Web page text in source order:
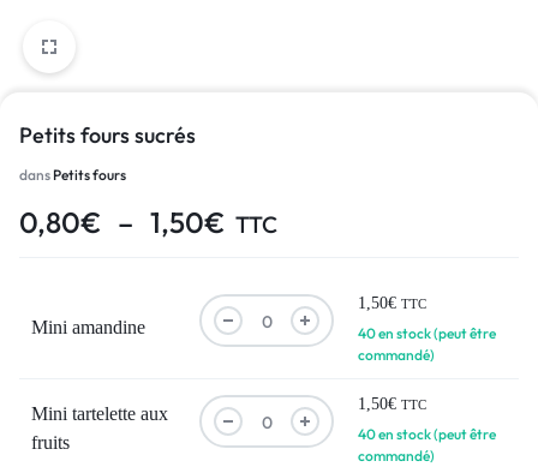
Petits fours sucrés
dans Petits fours
0,80€ – 1,50€ TTC
Mini amandine
1,50€ TTC
40 en stock (peut être
commandé)
Mini tartelette aux
fruits
1,50€ TTC
40 en stock (peut être
commandé)